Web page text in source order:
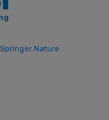
Springer Nature